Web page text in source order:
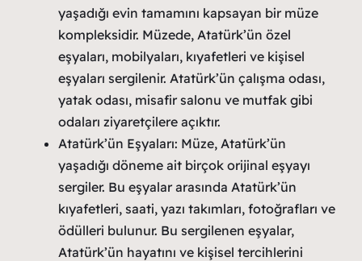
yaşadığı evin tamamını kapsayan bir müze
kompleksidir. Müzede, Atatürk’ün özel
eşyaları, mobilyaları, kıyafetleri ve kişisel
eşyaları sergilenir. Atatürk’ün çalışma odası,
yatak odası, misafir salonu ve mutfak gibi
odaları ziyaretçilere açıktır.
Atatürk’ün Eşyaları: Müze, Atatürk’ün
yaşadığı döneme ait birçok orijinal eşyayı
sergiler. Bu eşyalar arasında Atatürk’ün
kıyafetleri, saati, yazı takımları, fotoğrafları ve
ödülleri bulunur. Bu sergilenen eşyalar,
Atatürk’ün hayatını ve kişisel tercihlerini